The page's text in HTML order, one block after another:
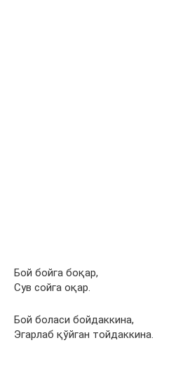
Бой бойга боқар,
Сув сойга оқар.
Бой боласи бойдаккина,
Эгарлаб қўйган тойдаккина.